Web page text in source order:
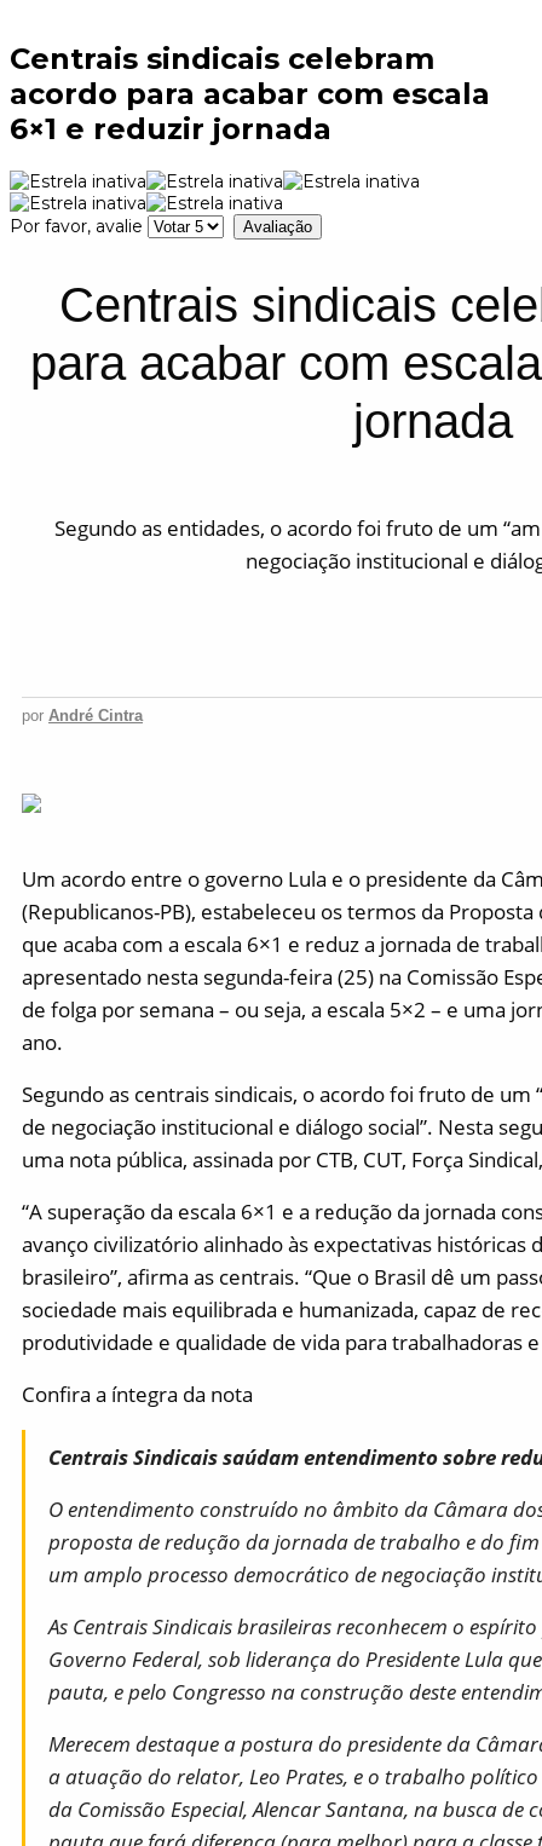
Centrais sindicais celebram
acordo para acabar com escala
6×1 e reduzir jornada
Por favor, avalie
Centrais sindicais
para acabar com
jornada
Segundo as entidades, o acordo foi fruto de um
negociação institucional e
por André Cintra
Um acordo entre o governo Lula e o presidente da
(Republicanos-PB), estabeleceu os termos da Proposta
que acaba com a escala 6×1 e reduz a jornada de
apresentado nesta segunda-feira (25) na Comissão
de folga por semana – ou seja, a escala 5×2 – e uma
ano.
Segundo as centrais sindicais, o acordo foi fruto de
de negociação institucional e diálogo social”. Nesta
uma nota pública, assinada por CTB, CUT, Força
“A superação da escala 6×1 e a redução da jornada
avanço civilizatório alinhado às expectativas históricas
brasileiro”, afirma as centrais. “Que o Brasil dê um
sociedade mais equilibrada e humanizada, capaz de
produtividade e qualidade de vida para trabalhadoras
Confira a íntegra da nota
Centrais Sindicais saúdam entendimento sobre
O entendimento construído no âmbito da Câmara
proposta de redução da jornada de trabalho e do fim
um amplo processo democrático de negociação
As Centrais Sindicais brasileiras reconhecem o
Governo Federal, sob liderança do Presidente Lula
pauta, e pelo Congresso na construção deste
Merecem destaque a postura do presidente da
a atuação do relator, Leo Prates, e o trabalho
da Comissão Especial, Alencar Santana, na busca de